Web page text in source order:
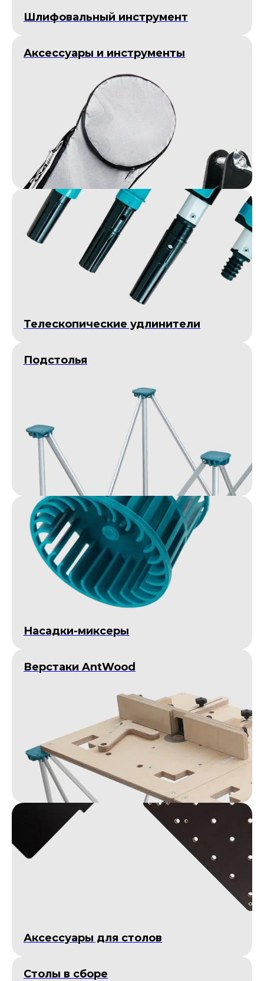
Шлифовальный инструмент
Аксессуары и инструменты
Телескопические удлинители
Подстолья
Насадки-миксеры
Верстаки AntWood
Аксессуары для столов
Столы в сборе